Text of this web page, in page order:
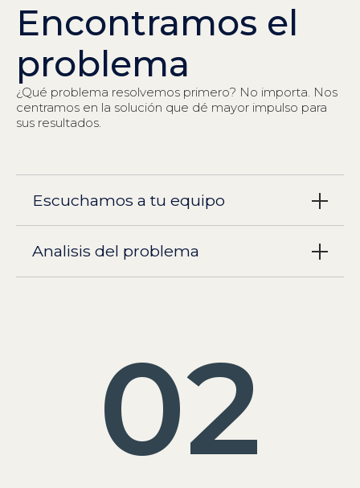
Encontramos el
problema
¿Qué problema resolvemos primero? No importa. Nos
centramos en la solución que dé mayor impulso para
sus resultados.
Escuchamos a tu equipo
Analisis del problema
02